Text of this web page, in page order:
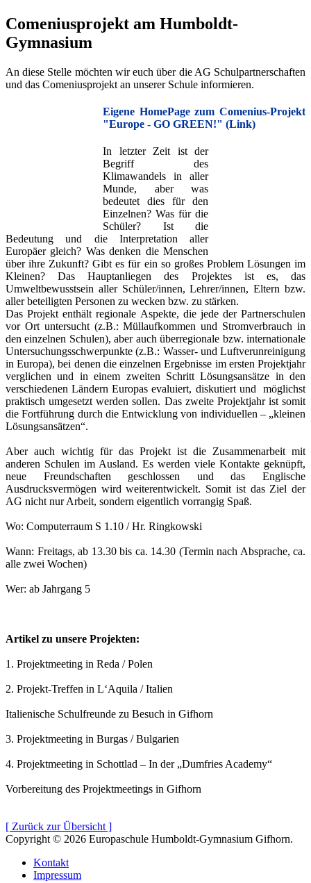
Comeniusprojekt am Humboldt-
Gymnasium
An diese Stelle möchten wir euch über die AG Schulpartnerschaften
und das Comeniusprojekt an unserer Schule informieren.
Eigene HomePage zum Comenius-Projekt
"Europe - GO GREEN!" (Link)
In letzter Zeit ist der
Begriff des
Klimawandels in aller
Munde, aber was
bedeutet dies für den
Einzelnen? Was für die
Schüler? Ist die
Bedeutung und die Interpretation aller
Europäer gleich? Was denken die Menschen
über ihre Zukunft? Gibt es für ein so großes Problem Lösungen im
Kleinen? Das Hauptanliegen des Projektes ist es, das
Umweltbewusstsein aller Schüler/innen, Lehrer/innen, Eltern bzw.
aller beteiligten Personen zu wecken bzw. zu stärken.
Das Projekt enthält regionale Aspekte, die jede der Partnerschulen
vor Ort untersucht (z.B.: Müllaufkommen und Stromverbrauch in
den einzelnen Schulen), aber auch überregionale bzw. internationale
Untersuchungsschwerpunkte(z.B.: Wasser- und Luftverunreinigung
in Europa), bei denen die einzelnen Ergebnisse im ersten Projektjahr
verglichen und in einem zweiten Schritt Lösungsansätze in den
verschiedenen Ländern Europas evaluiert, diskutiert und möglichst
praktisch umgesetzt werden sollen. Das zweite Projektjahr ist somit
die Fortführung durch die Entwicklung von individuellen – „kleinen
Lösungsansätzen“.
Aber auch wichtig für das Projekt ist die Zusammenarbeit mit
anderen Schulen im Ausland. Es werden viele Kontakte geknüpft,
neue Freundschaften geschlossen und das Englische
Ausdrucksvermögen wird weiterentwickelt. Somit ist das Ziel der
AG nicht nur Arbeit, sondern eigentlich vorrangig Spaß.
Wo: Computerraum S 1.10 / Hr. Ringkowski
Wann: Freitags, ab 13.30 bis ca. 14.30 (Termin nach Absprache, ca.
alle zwei Wochen)
Wer: ab Jahrgang 5
Artikel zu unsere Projekten:
1. Projektmeeting in Reda / Polen
2. Projekt-Treffen in L‘Aquila / Italien
Italienische Schulfreunde zu Besuch in Gifhorn
3. Projektmeeting in Burgas / Bulgarien
4. Projektmeeting in Schottlad – In der „Dumfries Academy“
Vorbereitung des Projektmeetings in Gifhorn
[ Zurück zur Übersicht ]
Copyright © 2026 Europaschule Humboldt-Gymnasium Gifhorn.
Kontakt
Impressum